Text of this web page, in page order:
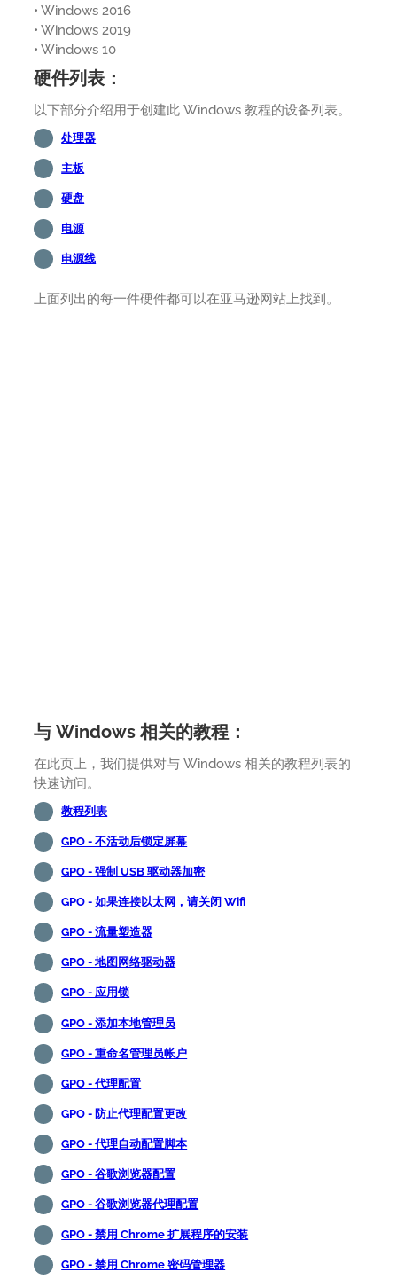
• Windows 2016
• Windows 2019
• Windows 10
硬件列表：
以下部分介绍用于创建此 Windows 教程的设备列表。
处理器
主板
硬盘
电源
电源线
上面列出的每一件硬件都可以在亚马逊网站上找到。
与 Windows 相关的教程：
在此页上，我们提供对与 Windows 相关的教程列表的
快速访问。
教程列表
GPO - 不活动后锁定屏幕
GPO - 强制 USB 驱动器加密
GPO - 如果连接以太网，请关闭 Wifi
GPO - 流量塑造器
GPO - 地图网络驱动器
GPO - 应用锁
GPO - 添加本地管理员
GPO - 重命名管理员帐户
GPO - 代理配置
GPO - 防止代理配置更改
GPO - 代理自动配置脚本
GPO - 谷歌浏览器配置
GPO - 谷歌浏览器代理配置
GPO - 禁用 Chrome 扩展程序的安装
GPO - 禁用 Chrome 密码管理器